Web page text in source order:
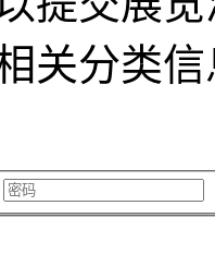
关分类